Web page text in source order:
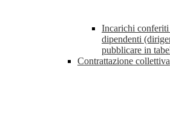
Incarichi conferiti
dipendenti
pubblicare in
Contrattazione collettiva